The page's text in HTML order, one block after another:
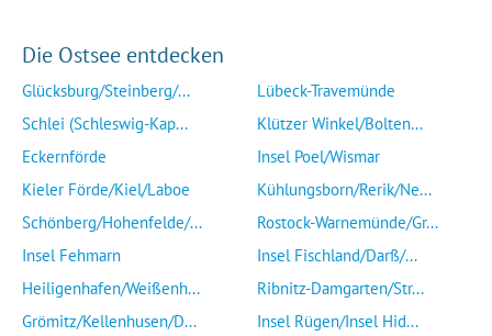
Die Ostsee entdecken
Glücksburg/Steinberg/...
Schlei (Schleswig-Kap...
Eckernförde
Kieler Förde/Kiel/Laboe
Schönberg/Hohenfelde/...
Insel Fehmarn
Heiligenhafen/Weißenh...
Grömitz/Kellenhusen/D...
Lübeck-Travemünde
Klützer Winkel/Bolten...
Insel Poel/Wismar
Kühlungsborn/Rerik/Ne...
Rostock-Warnemünde/Gr...
Insel Fischland/Darß/...
Ribnitz-Damgarten/Str...
Insel Rügen/Insel Hid...